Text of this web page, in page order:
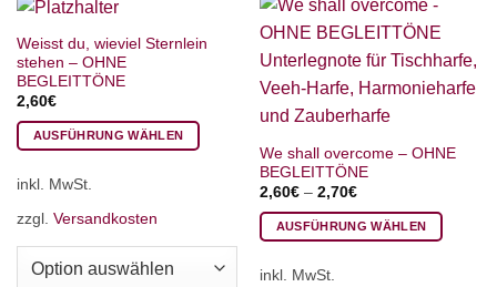
Weisst du, wieviel Sternlein
stehen – OHNE
BEGLEITTÖNE
2,60€
AUSFÜHRUNG WÄHLEN
Produkt
mehrere
auf.
inkl. MwSt.
zzgl. Versandkosten
We shall overcome – OHNE
BEGLEITTÖNE
2,60€– 2,70€
AUSFÜHRUNG WÄHLEN
Produkt
inkl. MwSt.